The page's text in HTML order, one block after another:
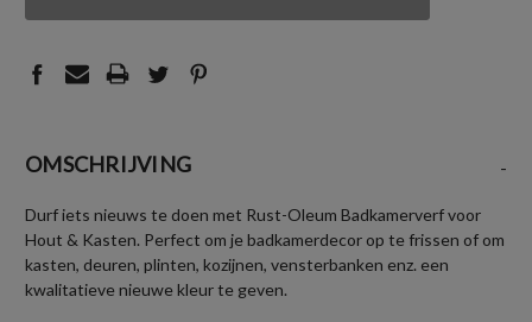
UNDEFINEDUNDEFINED
OMSCHRIJVING -
Durf iets nieuws te doen met Rust-Oleum Badkamerverf voor
Hout & Kasten. Perfect om je badkamerdecor op te frissen of om
kasten, deuren, plinten, kozijnen, vensterbanken enz. een
kwalitatieve nieuwe kleur te geven.